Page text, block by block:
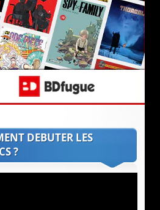
DEBUTER LES
?